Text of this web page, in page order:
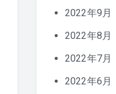
2022年9月
2022年8月
2022年7月
2022年6月